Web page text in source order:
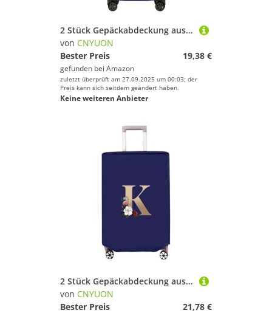
2 Stück Gepäckabdeckung aus Vliesstoff, Kofferschutz, Gepäck, Staubschutz, geeignet for 50,8–76, cm große Koffer mit goldenem Buchstabendruck(Blue,24 inch)
von CNYUON
Bester Preis
19,38 €
gefunden bei Amazon
zuletzt überprüft am 27.09.2025 um 00:03; der
Preis kann sich seitdem geändert haben.
Keine weiteren Anbieter
2 Stück Gepäckabdeckung aus Vliesstoff, Kofferschutz, Gepäck, Staubschutz, geeignet for 50,8–76, cm große Koffer mit goldenem Buchstabendruck(Blue K,30 inch)
von CNYUON
Bester Preis
21,78 €